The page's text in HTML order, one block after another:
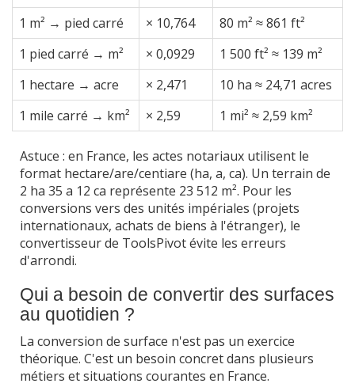
1 m² → pied carré
× 10,764
80 m² ≈ 861 ft²
1 pied carré → m²
× 0,0929
1 500 ft² ≈ 139 m²
1 hectare → acre
× 2,471
10 ha ≈ 24,71 acres
1 mile carré → km²
× 2,59 1 mi² ≈ 2,59 km²
Astuce : en France, les actes notariaux utilisent le
format hectare/are/centiare (ha, a, ca). Un terrain de
2 ha 35 a 12 ca représente 23 512 m². Pour les
conversions vers des unités impériales (projets
internationaux, achats de biens à l'étranger), le
convertisseur de ToolsPivot évite les erreurs
d'arrondi.
Qui a besoin de convertir des surfaces
au quotidien ?
La conversion de surface n'est pas un exercice
théorique. C'est un besoin concret dans plusieurs
métiers et situations courantes en France.